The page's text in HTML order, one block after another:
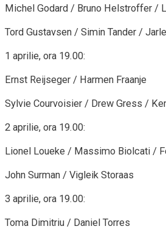
Michel Godard / Bruno Helstroffer /
Tord Gustavsen / Simin Tander /
1 aprilie, ora 19.00:
Ernst Reijseger / Harmen Fraanje
Sylvie Courvoisier / Drew Gress /
2 aprilie, ora 19.00:
Lionel Loueke / Massimo Biolcati /
John Surman / Vigleik Storaas
3 aprilie, ora 19.00:
Toma Dimitriu / Daniel Torres